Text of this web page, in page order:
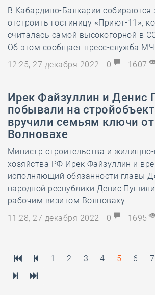
В Кабардино-Балкарии собираются
отстроить гостиницу «Приют-11»,
считалась самой высокогорной в
Об этом сообщает пресс-служба
12:25, 27 декабря 2022
0 1607
Ирек Файзуллин и Денис
побывали на
вручили семьям ключи от
Волновахе
Министр строительства и
хозяйства РФ Ирек Файзуллин и
исполняющий обязанности главы
народной республики Денис
рабочим визитом Волноваху
11:28, 27 декабря 2022
0 1695
1 2 3 4 5 6 7